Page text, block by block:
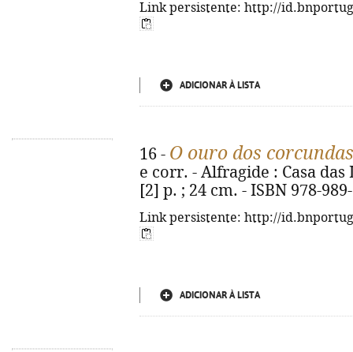
Link persistente: http://
ADICIONAR À LISTA
16 - O ouro dos corcundas
e corr. - Alfragide : Casa das
[2] p. ; 24 cm. - ISBN 978-
Link persistente: http://
ADICIONAR À LISTA